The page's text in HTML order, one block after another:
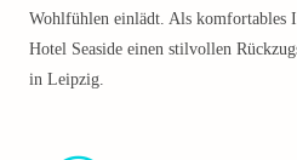
Wohlfühlen einlädt. Als komfortables
Hotel Seaside einen stilvollen
in Leipzig.